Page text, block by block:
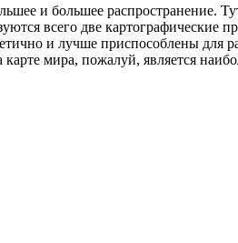
и большее распространение.
всего две картографические
и лучше приспособлены для
мира, пожалуй, является